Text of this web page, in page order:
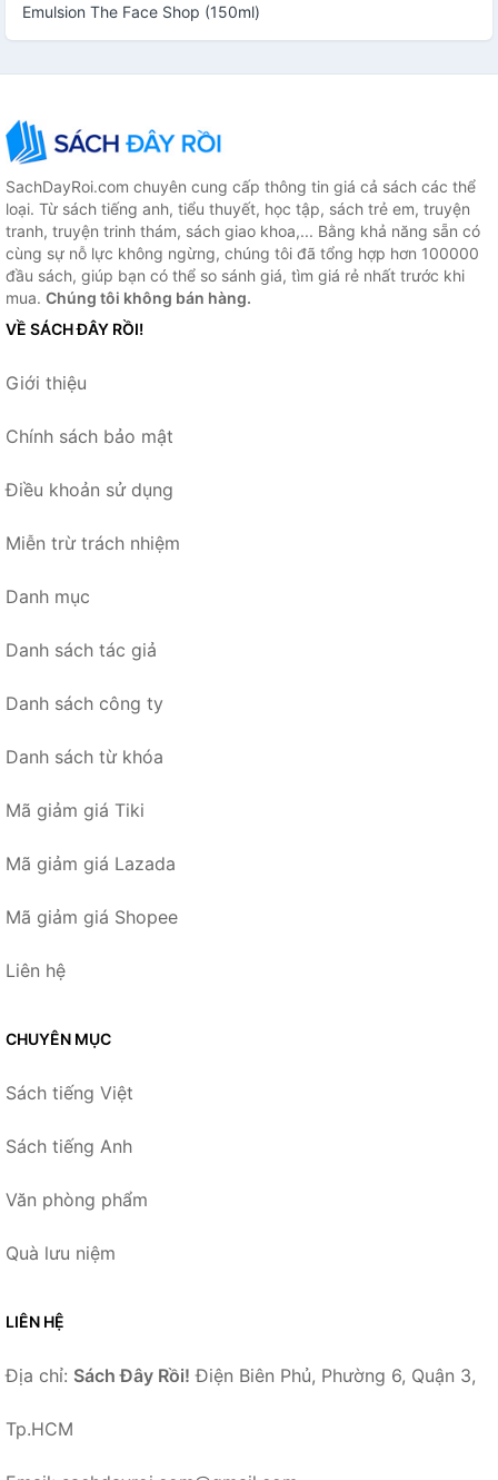
Emulsion The Face Shop (150ml)
SachDayRoi.com chuyên cung cấp thông tin giá cả sách các thể
loại. Từ sách tiếng anh, tiểu thuyết, học tập, sách trẻ em, truyện
tranh, truyện trinh thám, sách giao khoa,... Bằng khả năng sẵn có
cùng sự nỗ lực không ngừng, chúng tôi đã tổng hợp hơn 100000
đầu sách, giúp bạn có thể so sánh giá, tìm giá rẻ nhất trước khi
mua. Chúng tôi không bán hàng.
VỀ SÁCH ĐÂY RỒI!
Giới thiệu
Chính sách bảo mật
Điều khoản sử dụng
Miễn trừ trách nhiệm
Danh mục
Danh sách tác giả
Danh sách công ty
Danh sách từ khóa
Mã giảm giá Tiki
Mã giảm giá Lazada
Mã giảm giá Shopee
Liên hệ
CHUYÊN MỤC
Sách tiếng Việt
Sách tiếng Anh
Văn phòng phẩm
Quà lưu niệm
LIÊN HỆ
Địa chỉ: Sách Đây Rồi! Điện Biên Phủ, Phường 6, Quận 3,
Tp.HCM